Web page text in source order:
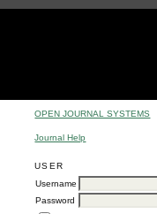
OPEN JOURNAL SYSTEMS
Journal Help
USER
Username
Password